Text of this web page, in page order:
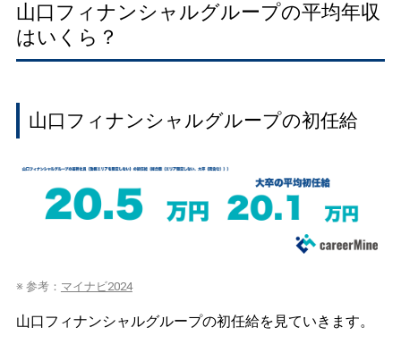
山口フィナンシャルグループの平均年収
はいくら？
山口フィナンシャルグループの初任給
※ 参考： マイナビ2024
山口フィナンシャルグループの初任給を見ていきます。